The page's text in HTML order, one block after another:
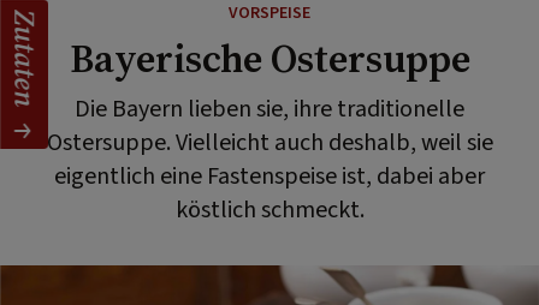
VORSPEISE
Bayerische Ostersuppe
Die Bayern lieben sie, ihre traditionelle
Ostersuppe. Vielleicht auch deshalb, weil sie
eigentlich eine Fastenspeise ist, dabei aber
köstlich schmeckt.
Zutaten